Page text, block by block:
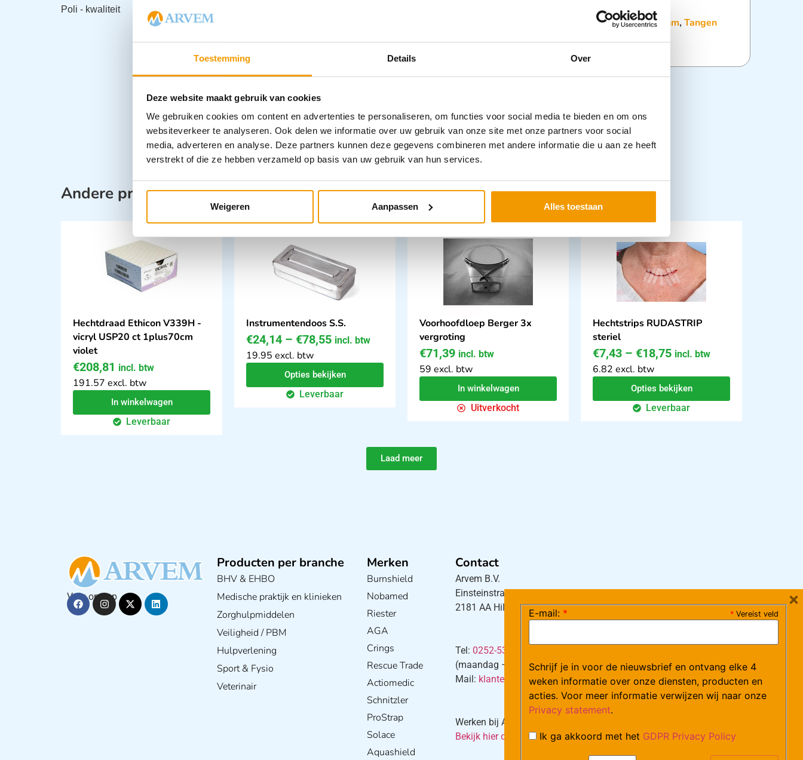
Toestemming Details Over
Deze website maakt gebruik van cookies
We gebruiken cookies om content en advertenties te personaliseren, om functies voor social media te bieden en om ons
websiteverkeer te analyseren. Ook delen we informatie over uw gebruik van onze site met onze partners voor social
media, adverteren en analyse. Deze partners kunnen deze gegevens combineren met andere informatie die u aan ze heeft
verstrekt of die ze hebben verzameld op basis van uw gebruik van hun services.
Weigeren Aanpassen Alles toestaan
Poli - kwaliteit
Agravetangen,Instrumentarium,Tangen
Andere producten in deze categorie:
Hechtdraad Ethicon V339H -
vicryl USP20 ct 1plus70cm
violet
€208,81 incl. btw
191.57 excl. btw
In winkelwagen
Leverbaar
Instrumentendoos S.S.
€24,14 – €78,55 incl. btw
19.95 excl. btw
Opties bekijken
Leverbaar
Voorhoofdloep Berger 3x
vergroting
€71,39 incl. btw
59 excl. btw
In winkelwagen
Uitverkocht
Hechtstrips RUDASTRIP
steriel
€7,43 – €18,75 incl. btw
6.82 excl. btw
Opties bekijken
Leverbaar
Laad meer
Volg ons op
Producten per branche
BHV & EHBO
Medische praktijk en klinieken
Zorghulpmiddelen
Veiligheid / PBM
Hulpverlening
Sport & Fysio
Veterinair
Merken
Burnshield
Nobamed
Riester
AGA
Crings
Rescue Trade
Actiomedic
Schnitzler
ProStrap
Solace
Aquashield
Contact
Arvem B.V.
Einsteinstraat 5
2181 AA Hillegom
Tel: 0252-533256
(maandag – donderdag 08:30-17:15 uur / vrijdag 08:30-16:00 uur)
Mail: klantenservice@arvem.nl
Werken bij Arvem?
Bekijk hier onze vacatures.
* Vereist veld
E-mail: *
Schrijf je in voor de nieuwsbrief en ontvang elke 4
weken informatie over onze diensten, producten en
acties. Voor meer informatie verwijzen wij naar onze
Privacy statement.
Ik ga akkoord met het GDPR Privacy Policy
×